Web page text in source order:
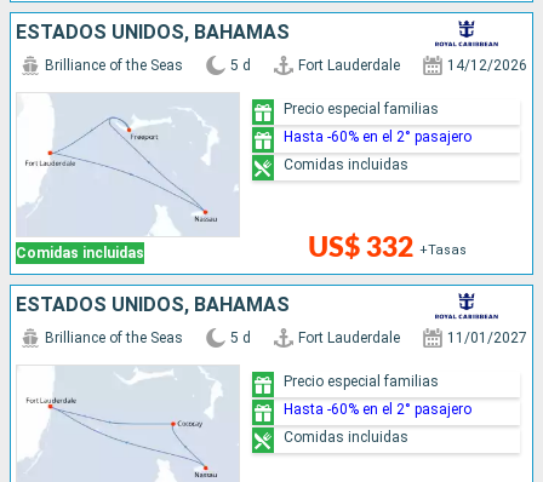
ESTADOS UNIDOS, BAHAMAS
Comidas incluidas
Brilliance of the Seas 5 d Fort Lauderdale 14/12/2026
US$ 332 +Tasas
Precio especial familias
Hasta -60% en el 2° pasajero
Comidas incluidas
ESTADOS UNIDOS, BAHAMAS
Brilliance of the Seas 5 d Fort Lauderdale 11/01/2027
Precio especial familias
Hasta -60% en el 2° pasajero
Comidas incluidas